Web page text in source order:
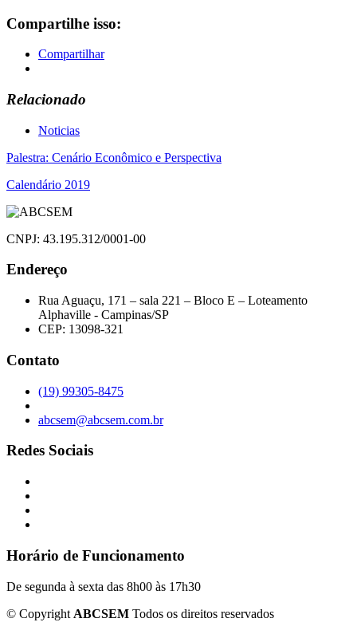
Compartilhe isso:
Compartilhar
Relacionado
Noticias
Navegação
de
Post
Palestra: Cenário Econômico e Perspectiva
Calendário 2019
CNPJ: 43.195.312/0001-00
Endereço
Rua Aguaçu, 171 – sala 221 – Bloco E – Loteamento
Alphaville - Campinas/SP
CEP: 13098-321
Contato
(19) 99305-8475
abcsem@abcsem.com.br
Redes Sociais
Horário de Funcionamento
De segunda à sexta das 8h00 às 17h30
© Copyright ABCSEM Todos os direitos reservados